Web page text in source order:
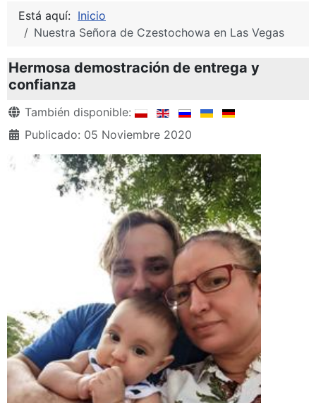
Está aquí: Inicio
Nuestra Señora de Czestochowa en Las Vegas
Hermosa demostración de entrega y
confianza
Detalles
También disponible:
Publicado: 05 Noviembre 2020